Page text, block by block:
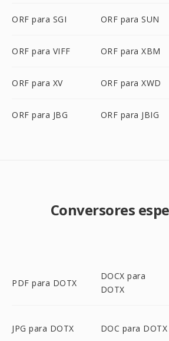
ORF para SGI ORF para SUN
ORF para VIFF ORF para XBM
ORF para XV ORF para XWD
ORF para JBG ORF para JBIG
Conversores
PDF para DOTX
DOCX para
DOTX
JPG para DOTX DOC para DOTX